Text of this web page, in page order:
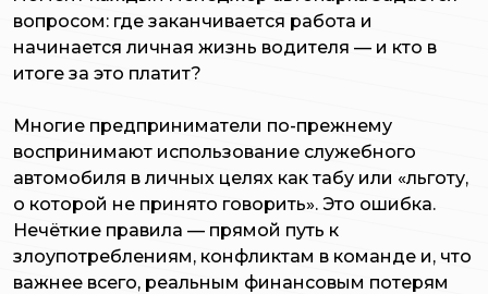
вопросом: где заканчивается работа и
начинается личная жизнь водителя — и кто в
итоге за это платит?
Многие предприниматели по-прежнему
воспринимают использование служебного
автомобиля в личных целях как табу или «льготу,
о которой не принято говорить». Это ошибка.
Нечёткие правила — прямой путь к
злоупотреблениям, конфликтам в команде и, что
важнее всего, реальным финансовым потерям